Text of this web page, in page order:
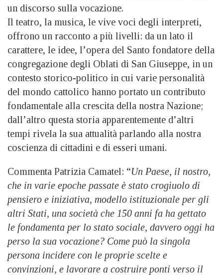
un discorso sulla vocazione.
Il teatro, la musica, le vive voci degli interpreti,
offrono un racconto a più livelli: da un lato il
carattere, le idee, l’opera del Santo fondatore della
congregazione degli Oblati di San Giuseppe, in un
contesto storico-politico in cui varie personalità
del mondo cattolico hanno portato un contributo
fondamentale alla crescita della nostra Nazione;
dall’altro questa storia apparentemente d’altri
tempi rivela la sua attualità parlando alla nostra
coscienza di cittadini e di esseri umani.
Commenta Patrizia Camatel: “Un Paese, il nostro,
che in varie epoche passate è stato crogiuolo di
pensiero e iniziativa, modello istituzionale per gli
altri Stati, una società che 150 anni fa ha gettato
le fondamenta per lo stato sociale, davvero oggi ha
perso la sua vocazione? Come può la singola
persona incidere con le proprie scelte e
convinzioni, e lavorare a costruire ponti verso il